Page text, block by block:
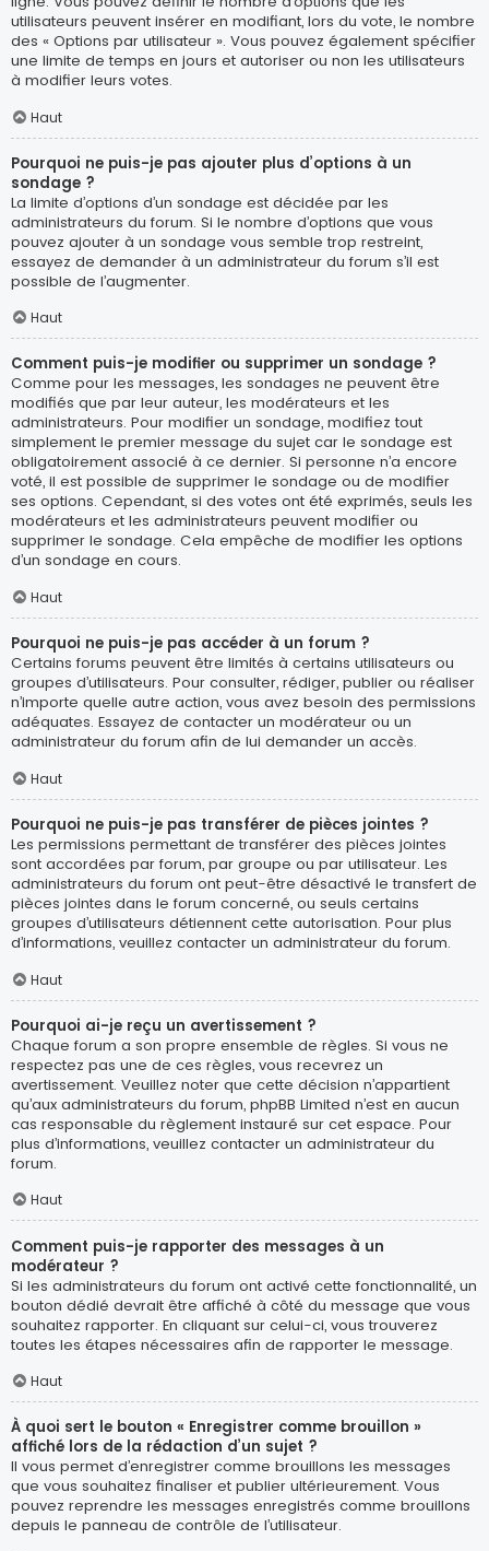
utilisateurs peuvent insérer en modifiant, lors du vote, le nombre
des « Options par utilisateur ». Vous pouvez également spécifier
une limite de temps en jours et autoriser ou non les utilisateurs
à modifier leurs votes.
Haut
Pourquoi ne puis-je pas ajouter plus d’options à un
sondage ?
La limite d’options d’un sondage est décidée par les
administrateurs du forum. Si le nombre d’options que vous
pouvez ajouter à un sondage vous semble trop restreint,
essayez de demander à un administrateur du forum s’il est
possible de l’augmenter.
Haut
Comment puis-je modifier ou supprimer un sondage ?
Comme pour les messages, les sondages ne peuvent être
modifiés que par leur auteur, les modérateurs et les
administrateurs. Pour modifier un sondage, modifiez tout
simplement le premier message du sujet car le sondage est
obligatoirement associé à ce dernier. Si personne n’a encore
voté, il est possible de supprimer le sondage ou de modifier
ses options. Cependant, si des votes ont été exprimés, seuls les
modérateurs et les administrateurs peuvent modifier ou
supprimer le sondage. Cela empêche de modifier les options
d’un sondage en cours.
Haut
Pourquoi ne puis-je pas accéder à un forum ?
Certains forums peuvent être limités à certains utilisateurs ou
groupes d’utilisateurs. Pour consulter, rédiger, publier ou réaliser
n’importe quelle autre action, vous avez besoin des permissions
adéquates. Essayez de contacter un modérateur ou un
administrateur du forum afin de lui demander un accès.
Haut
Pourquoi ne puis-je pas transférer de pièces jointes ?
Les permissions permettant de transférer des pièces jointes
sont accordées par forum, par groupe ou par utilisateur. Les
administrateurs du forum ont peut-être désactivé le transfert de
pièces jointes dans le forum concerné, ou seuls certains
groupes d’utilisateurs détiennent cette autorisation. Pour plus
d’informations, veuillez contacter un administrateur du forum.
Haut
Pourquoi ai-je reçu un avertissement ?
Chaque forum a son propre ensemble de règles. Si vous ne
respectez pas une de ces règles, vous recevrez un
avertissement. Veuillez noter que cette décision n’appartient
qu’aux administrateurs du forum, phpBB Limited n’est en aucun
cas responsable du règlement instauré sur cet espace. Pour
plus d’informations, veuillez contacter un administrateur du
forum.
Haut
Comment puis-je rapporter des messages à un
modérateur ?
Si les administrateurs du forum ont activé cette fonctionnalité, un
bouton dédié devrait être affiché à côté du message que vous
souhaitez rapporter. En cliquant sur celui-ci, vous trouverez
toutes les étapes nécessaires afin de rapporter le message.
Haut
À quoi sert le bouton « Enregistrer comme brouillon »
affiché lors de la rédaction d’un sujet ?
Il vous permet d’enregistrer comme brouillons les messages
que vous souhaitez finaliser et publier ultérieurement. Vous
pouvez reprendre les messages enregistrés comme brouillons
depuis le panneau de contrôle de l’utilisateur.